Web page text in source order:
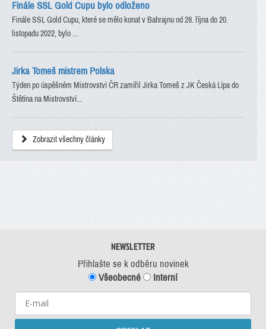
Finále SSL Gold Cupu bylo odloženo
Finále SSL Gold Cupu, které se mělo konat v Bahrajnu od 28. října do 20.
listopadu 2022, bylo ...
Jirka Tomeš mistrem Polska
Týden po úspěšném Mistrovství ČR zamířil Jirka Tomeš z JK Česká Lípa do
Štětína na Mistrovství...
Zobrazit všechny články
NEWSLETTER
Přihlašte se k odběru novinek
Všeobecné
Interní